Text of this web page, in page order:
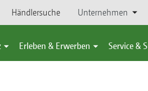
Händlersuche Unternehmen
Erleben & Erwerben Service &